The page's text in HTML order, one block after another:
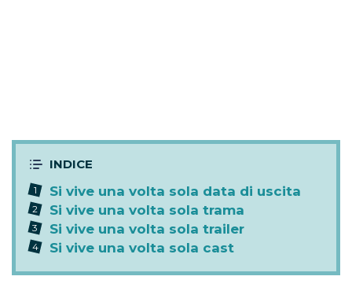
Si vive una volta sola data di uscita
Si vive una volta sola trama
Si vive una volta sola trailer
Si vive una volta sola cast